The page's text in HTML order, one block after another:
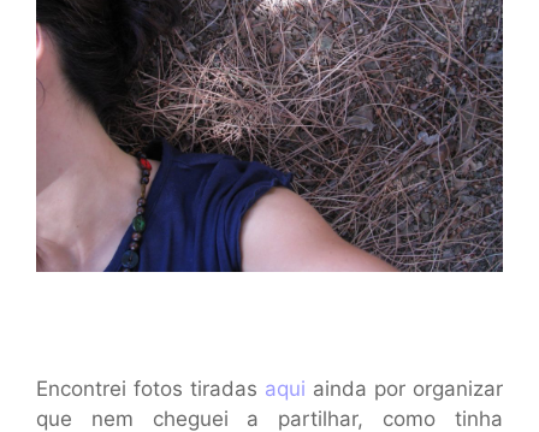
Encontrei fotos tiradas aqui ainda por organizar
que nem cheguei a partilhar, como tinha